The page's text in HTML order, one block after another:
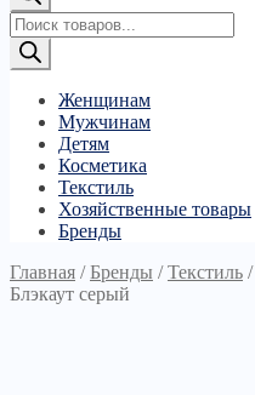
Поиск
товаров
Женщинам
Мужчинам
Детям
Косметика
Текстиль
Хозяйственные товары
Бренды
Главная /Бренды /Текстиль /
Блэкаут серый